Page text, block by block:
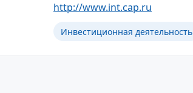
http://www.int.cap.ru
Инвестиционная деятельность